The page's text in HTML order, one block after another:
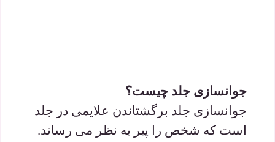
جوانسازی جلد چیست؟
جوانسازی جلد برگشتاندن علایمی در جلد
است که شخص را پیر به نظر می رساند.